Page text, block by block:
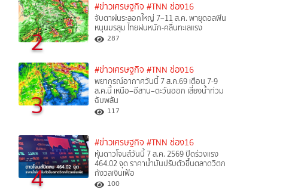
2
#ข่าวเศรษฐกิจ #TNN ช่อง16
จับตาฝนระลอกใหญ่ 7–11 ส.ค. พายุดอลฟิน
หนุนมรสุม ไทยฝนหนัก-คลื่นทะเลแรง
287
3
#ข่าวเศรษฐกิจ #TNN ช่อง16
พยากรณ์อากาศวันนี้ 7 ส.ค.69 เตือน 7-9
ส.ค.นี้ เหนือ–อีสาน–ตะวันออก เสี่ยงน้ำท่วม
ฉับพลัน
117
4
#ข่าวเศรษฐกิจ #TNN ช่อง16
หุ้นดาวโจนส์วันนี้ 7 ส.ค. 2569 ปิดร่วงแรง
464.02 จุด ราคาน้ำมันปรับตัวขึ้นตลาดวิตก
กังวลเงินเฟ้อ
100